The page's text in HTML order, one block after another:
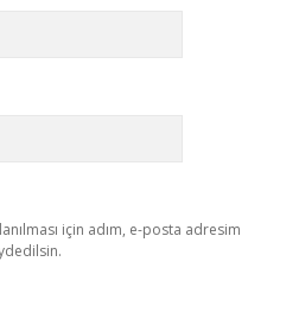
için adım, e-posta adresim